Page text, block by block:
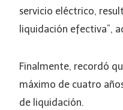
servicio eléctrico,
liquidación efectiva”,
Finalmente, recordó
máximo de cuatro
de liquidación.